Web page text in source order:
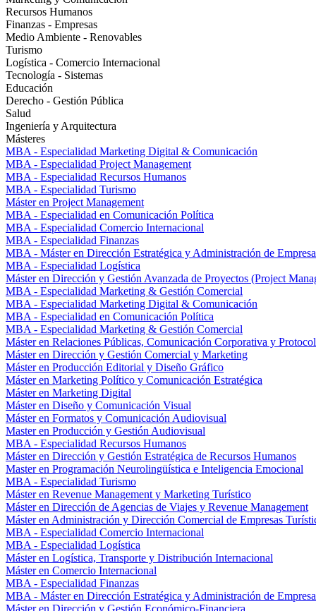
Recursos Humanos
Finanzas - Empresas
Medio Ambiente - Renovables
Turismo
Logística - Comercio Internacional
Tecnología - Sistemas
Educación
Derecho - Gestión Pública
Salud
Ingeniería y Arquitectura
Másteres
MBA - Especialidad Marketing Digital & Comunicación
MBA - Especialidad Project Management
MBA - Especialidad Recursos Humanos
MBA - Especialidad Turismo
Máster en Project Management
MBA - Especialidad en Comunicación Política
MBA - Especialidad Comercio Internacional
MBA - Especialidad Finanzas
MBA - Máster en Dirección Estratégica y Administración de
MBA - Especialidad Logística
Máster en Dirección y Gestión Avanzada de Proyectos (Project
MBA - Especialidad Marketing & Gestión Comercial
MBA - Especialidad Marketing Digital & Comunicación
MBA - Especialidad en Comunicación Política
MBA - Especialidad Marketing & Gestión Comercial
Máster en Relaciones Públicas, Comunicación Corporativa y
Máster en Dirección y Gestión Comercial y Marketing
Máster en Producción Editorial y Diseño Gráfico
Máster en Marketing Político y Comunicación Estratégica
Máster en Marketing Digital
Máster en Diseño y Comunicación Visual
Máster en Formatos y Comunicación Audiovisual
Master en Producción y Gestión Audiovisual
MBA - Especialidad Recursos Humanos
Máster en Dirección y Gestión Estratégica de Recursos Humanos
Master en Programación Neurolingüística e Inteligencia Emocional
MBA - Especialidad Turismo
Máster en Revenue Management y Marketing Turístico
Máster en Dirección de Agencias de Viajes y Revenue Management
Máster en Administración y Dirección Comercial de Empresas
MBA - Especialidad Comercio Internacional
MBA - Especialidad Logística
Máster en Logística, Transporte y Distribución Internacional
Máster en Comercio Internacional
MBA - Especialidad Finanzas
MBA - Máster en Dirección Estratégica y Administración de
Máster en Dirección y Gestión Económico-Financiera